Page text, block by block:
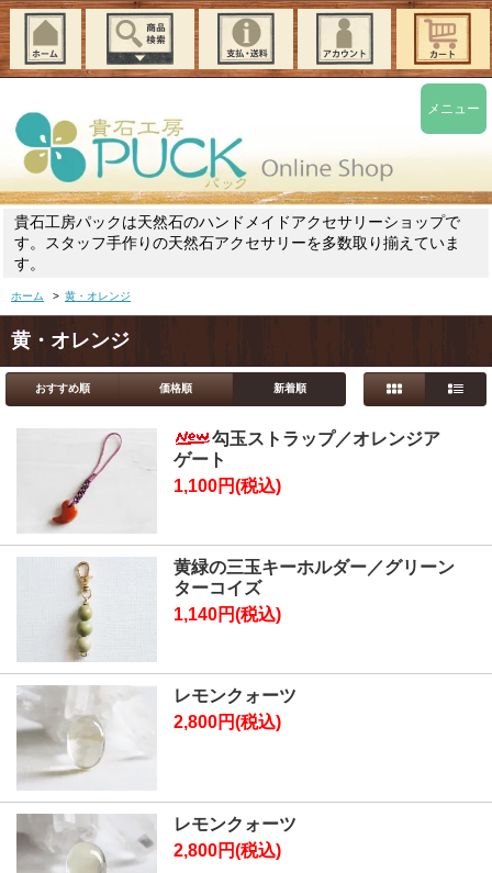
貴石工房パックは天然石のハンドメイドアクセサリーショップで
す。スタッフ手作りの天然石アクセサリーを多数取り揃えていま
す。
ホーム > 黄・オレンジ
黄・オレンジ
おすすめ順 価格順 新着順
勾玉ストラップ／オレンジア
ゲート
1,100円(税込)
黄緑の三玉キーホルダー／グリーン
ターコイズ
1,140円(税込)
レモンクォーツ
2,800円(税込)
レモンクォーツ
2,800円(税込)
メニュー